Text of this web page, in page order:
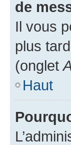
de
Il vous
plus
(onglet
Haut